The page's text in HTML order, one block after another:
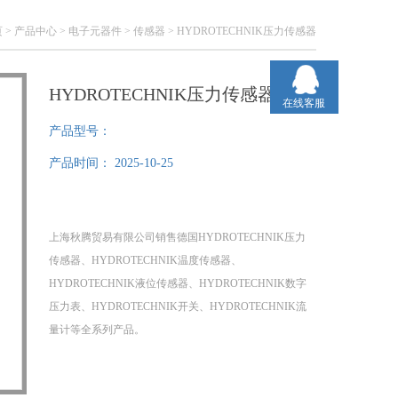
> 产品中心 > 电子元器件 > 传感器 > HYDROTECHNIK压力传感器
HYDROTECHNIK压力传感器
产品型号：
产品时间： 2025-10-25
上海秋腾贸易有限公司销售德国HYDROTECHNIK压力
传感器、HYDROTECHNIK温度传感器、
HYDROTECHNIK液位传感器、HYDROTECHNIK数字
压力表、HYDROTECHNIK开关、HYDROTECHNIK流
量计等全系列产品。
在线客服